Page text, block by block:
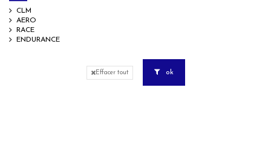
CLM
AERO
RACE
ENDURANCE
Effacer tout ok